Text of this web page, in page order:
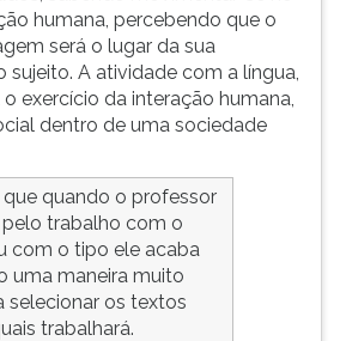
humana, percebendo que o
será o lugar da sua
A atividade com a língua,
exercício da interação humana,
dentro de uma sociedade
que quando o professor
trabalho com o
com o tipo ele acaba
uma maneira muito
selecionar os textos
trabalhará.